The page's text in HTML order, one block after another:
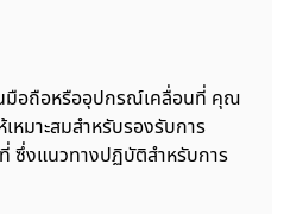
มือถือหรืออุปกรณ์เคลื่อนที่ คุณ
หมาะสมสำหรับรองรับการ
ซึ่งแนวทางปฏิบัติสำหรับการ